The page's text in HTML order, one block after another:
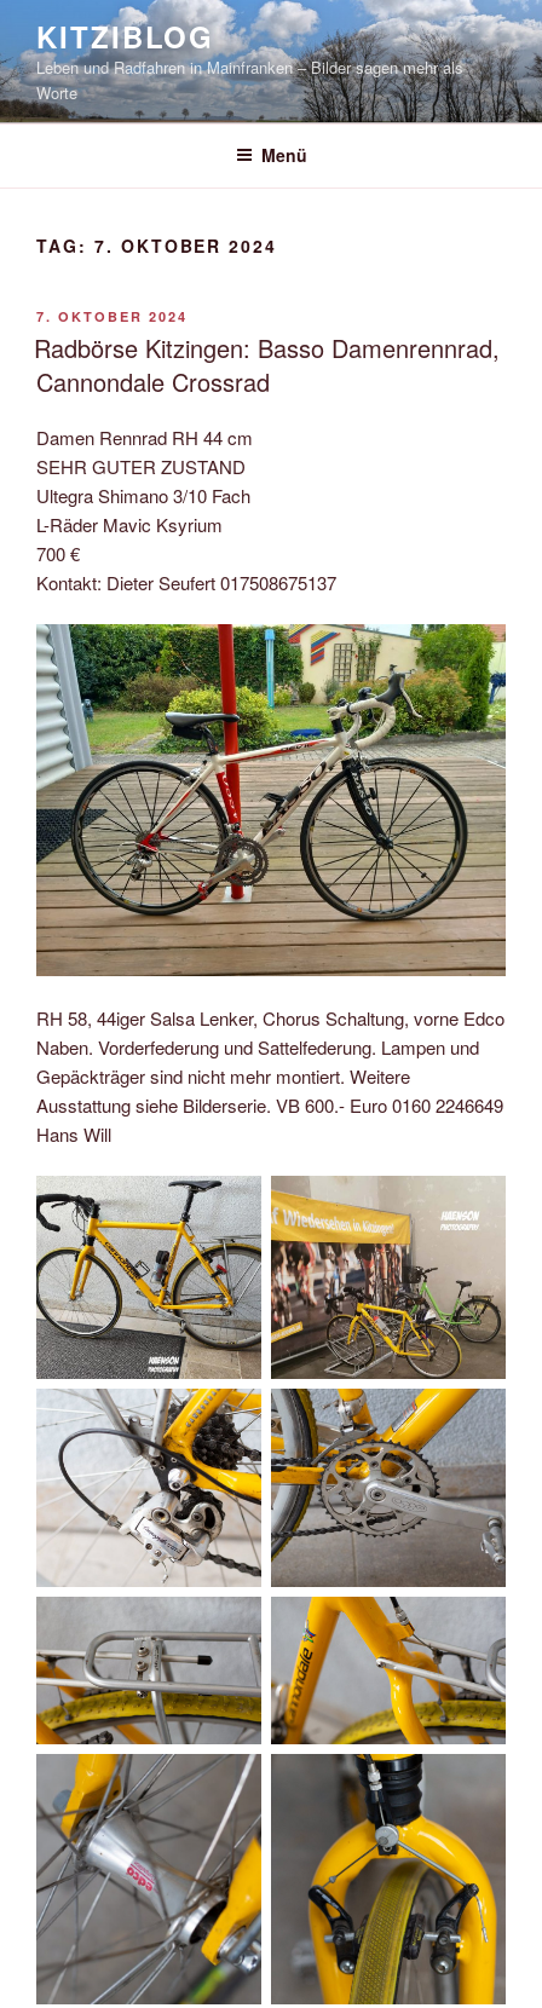
springen
KITZIBLOG
Leben und Radfahren in Mainfranken – Bilder sagen mehr als
Worte
Menü
TAG: 7. OKTOBER 2024
VERÖFFENTLICHT
AM
7. OKTOBER 2024
Radbörse Kitzingen: Basso Damenrennrad,
Cannondale Crossrad
Damen Rennrad RH 44 cm
SEHR GUTER ZUSTAND
Ultegra Shimano 3/10 Fach
L-Räder Mavic Ksyrium
700 €
Kontakt: Dieter Seufert 017508675137
RH 58, 44iger Salsa Lenker, Chorus Schaltung, vorne Edco
Naben. Vorderfederung und Sattelfederung. Lampen und
Gepäckträger sind nicht mehr montiert. Weitere
Ausstattung siehe Bilderserie. VB 600.- Euro 0160 2246649
Hans Will